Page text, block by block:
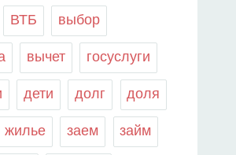
ВТБ выбор
вычет госуслуги
дети долг доля
жилье заем займ